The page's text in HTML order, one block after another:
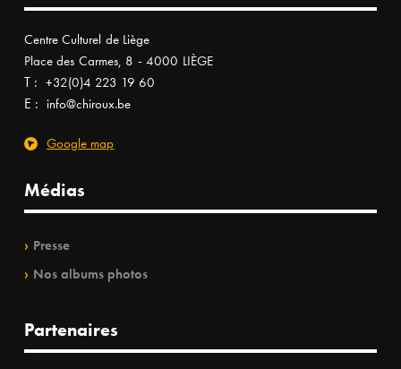
Centre Culturel de Liège
Place des Carmes, 8 - 4000 LIÈGE
T : +32(0)4 223 19 60
E : info@chiroux.be
Google map
Médias
Presse
Nos albums photos
Partenaires